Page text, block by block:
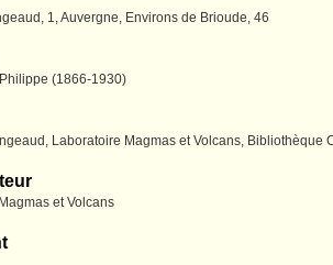
1, Auvergne, Environs de Brioude, 46
(1866-1930)
Laboratoire Magmas et Volcans,
et Volcans